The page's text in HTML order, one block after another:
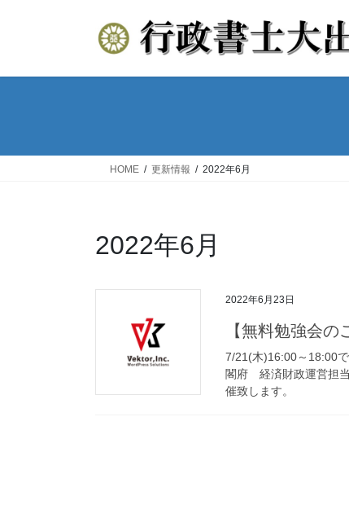
HOME 更新情報 2022年6月
2022年6月
2022年6月23日
【無料勉強会
7/21(木)16:00～18:00
閣府 経済財政運営担
催致します。